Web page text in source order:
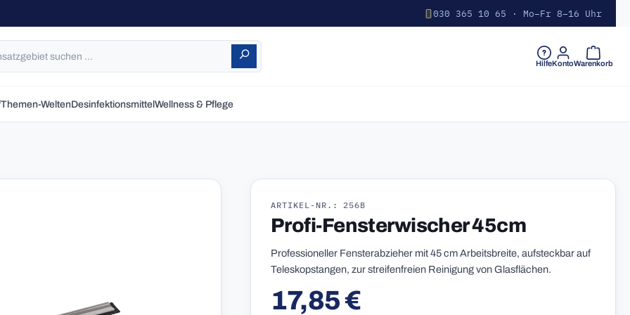
030 365 10 65 · Mo–Fr 8–16 Uhr
HilfeKontoWarenkorb
Themen-WeltenDesinfektionsmittelWellness & Pflege
ARTIKEL-NR.: 256B
Profi-Fensterwischer 45cm
Professioneller Fensterabzieher mit 45 cm Arbeitsbreite, aufsteckbar auf
Teleskopstangen, zur streifenfreien Reinigung von Glasflächen.
Regulärer Preis:
17,85 €